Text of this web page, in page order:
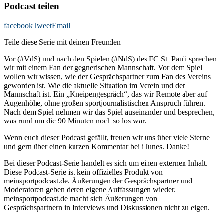
Podcast teilen
facebookTweetEmail
Teile diese Serie mit deinen Freunden
Vor (#VdS) und nach den Spielen (#NdS) des FC St. Pauli sprechen
wir mit einem Fan der gegnerischen Mannschaft. Vor dem Spiel
wollen wir wissen, wie der Gesprächspartner zum Fan des Vereins
geworden ist. Wie die aktuelle Situation im Verein und der
Mannschaft ist. Ein „Kneipengespräch“, das wir Remote aber auf
Augenhöhe, ohne großen sportjournalistischen Anspruch führen.
Nach dem Spiel nehmen wir das Spiel auseinander und besprechen,
was rund um die 90 Minuten noch so los war.
Wenn euch dieser Podcast gefällt, freuen wir uns über viele Sterne
und gern über einen kurzen Kommentar bei iTunes. Danke!
Bei dieser Podcast-Serie handelt es sich um einen externen Inhalt.
Diese Podcast-Serie ist kein offizielles Produkt von
meinsportpodcast.de. Äußerungen der Gesprächspartner und
Moderatoren geben deren eigene Auffassungen wieder.
meinsportpodcast.de macht sich Äußerungen von
Gesprächspartnern in Interviews und Diskussionen nicht zu eigen.